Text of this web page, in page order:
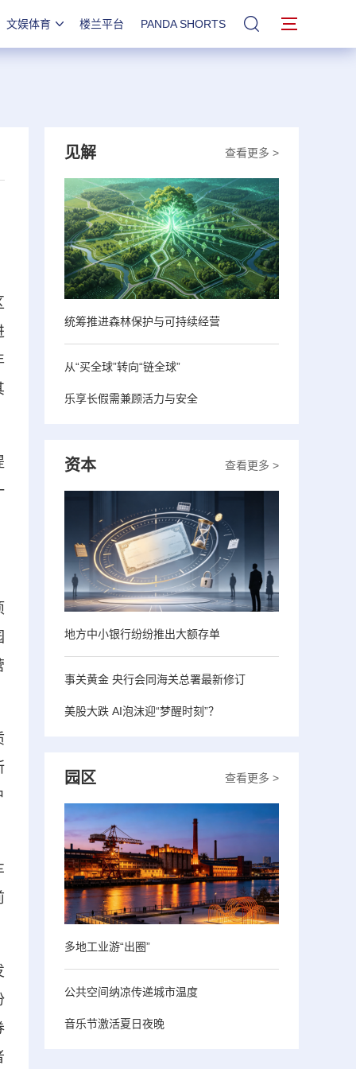
文娱体育 楼兰平台 PANDA SHORTS 站内搜索
查看更多 >
见解
统筹推进森林保护与可持续经营
从“买全球”转向“链全球”
乐享长假需兼顾活力与安全
查看更多 >
资本
地方中小银行纷纷推出大额存单
事关黄金 央行会同海关总署最新修订
美股大跌 AI泡沫迎“梦醒时刻”？
查看更多 >
园区
多地工业游“出圈”
公共空间纳凉传递城市温度
音乐节激活夏日夜晚